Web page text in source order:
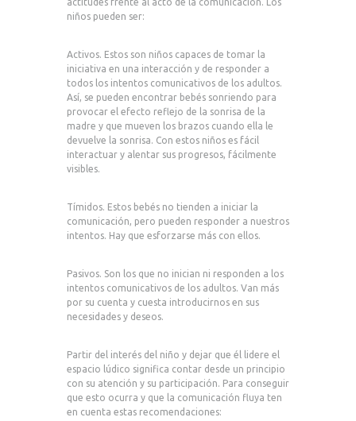
niños pueden ser:
Activos. Estos son niños capaces de tomar la
iniciativa en una interacción y de responder a
todos los intentos comunicativos de los adultos.
Así, se pueden encontrar bebés sonriendo para
provocar el efecto reflejo de la sonrisa de la
madre y que mueven los brazos cuando ella le
devuelve la sonrisa. Con estos niños es fácil
interactuar y alentar sus progresos, fácilmente
visibles.
Tímidos. Estos bebés no tienden a iniciar la
comunicación, pero pueden responder a nuestros
intentos. Hay que esforzarse más con ellos.
Pasivos. Son los que no inician ni responden a los
intentos comunicativos de los adultos. Van más
por su cuenta y cuesta introducirnos en sus
necesidades y deseos.
Partir del interés del niño y dejar que él lidere el
espacio lúdico significa contar desde un principio
con su atención y su participación. Para conseguir
que esto ocurra y que la comunicación fluya ten
en cuenta estas recomendaciones: